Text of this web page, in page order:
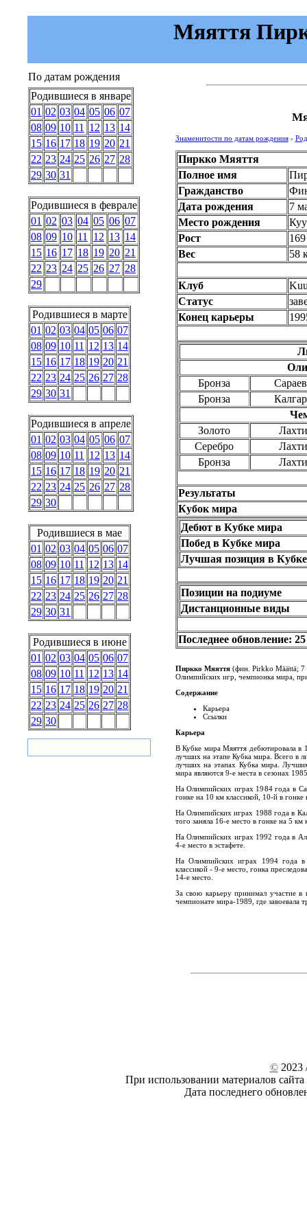
Мяяття
По датам рождения
Родившиеся в январе
01 02 03 04 05 06 07
08 09 10 11 12 13 14
15 16 17 18 19 20 21
22 23 24 25 26 27 28
29 30 31
Родившиеся в феврале
01 02 03 04 05 06 07
08 09 10 11 12 13 14
15 16 17 18 19 20 21
22 23 24 25 26 27 28
29
Родившиеся в марте
01 02 03 04 05 06 07
08 09 10 11 12 13 14
15 16 17 18 19 20 21
22 23 24 25 26 27 28
29 30 31
Родившиеся в апреле
01 02 03 04 05 06 07
08 09 10 11 12 13 14
15 16 17 18 19 20 21
22 23 24 25 26 27 28
29 30
Родившиеся в мае
01 02 03 04 05 06 07
08 09 10 11 12 13 14
15 16 17 18 19 20 21
22 23 24 25 26 27 28
29 30 31
Родившиеся в июне
01 02 03 04 05 06 07
08 09 10 11 12 13 14
15 16 17 18 19 20 21
22 23 24 25 26 27 28
29 30
Знаменитости по датам рождения›
Пиркко Мяяття
Полное имя
Гражданство
Дата рождения
7
Место рождения
Рост
Вес
58
Клуб
Статус
Конец карьеры
Бронза
Бронза
Золото
Серебро
Бронза
Результаты
Кубок мира
Дебют в Кубке мира
Побед в Кубке мира
Лучшая позиция в
Позиции на подиуме
Дистанционные виды
Последнее обновление:
Пиркко Мяяття(фин. Pirkko Määttä; 7
Олимпийских игр, чемпионка мира,
Содержание
Карьера
Ссылки
Карьера
В Кубке мира Мяяття дебютировала в
лучших на этапе Кубка мира. Всего в
лучших на этапах Кубка мира.
мира являются 9-е места в сезонах
На Олимпийских играх 1984 года в
гонке на 10 км классикой, 10-й в
На Олимпийских играх 1988 года в
того заняла 16-е место в гонке на 5 км
На Олимпийских играх 1992 года в
4-е место в эстафете.
На Олимпийских играх 1994 года в
классикой - 9-е место, гонка
14-е место.
За свою карьеру принимал участие в
чемпионате мира-1989, где завоевала
©2023
При использовании материалов
Дата последнего